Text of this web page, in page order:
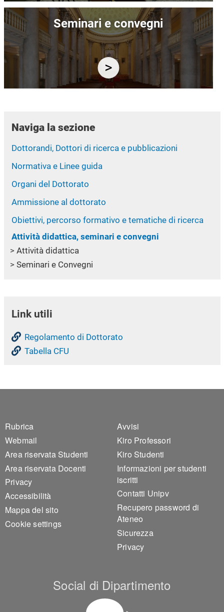
Immagine
Seminari e convegni
Naviga la sezione
Dottorandi, Dottori di ricerca e pubblicazioni
Normativa e Linee guida
Organi del Dottorato
Ammissione al dottorato
Obiettivi, percorso formativo e tematiche di ricerca
Attività didattica, seminari e convegni
Attività didattica
Seminari e Convegni
Link utili
Regolamento di Dottorato
Tabella CFU
Footer 1
Rubrica
Webmail
Area riservata Studenti
Area riservata Docenti
Privacy
Accessibilità
Mappa del sito
Cookie settings
Footer 2
Avvisi
Kiro Professori
Kiro Studenti
Informazioni per studenti
iscritti
Contatti Unipv
Recupero password di
Ateneo
Sicurezza
Privacy
Social di Dipartimento